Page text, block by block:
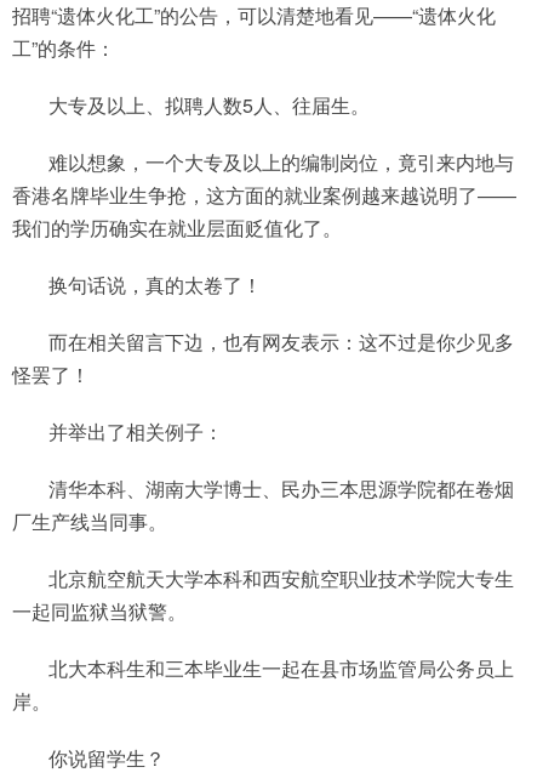
招聘“遗体火化工”的公告，可以清楚地看见——“遗体火化
工”的条件：
大专及以上、拟聘人数5人、往届生。
难以想象，一个大专及以上的编制岗位，竟引来内地与
香港名牌毕业生争抢，这方面的就业案例越来越说明了——
我们的学历确实在就业层面贬值化了。
换句话说，真的太卷了！
而在相关留言下边，也有网友表示：这不过是你少见多
怪罢了！
并举出了相关例子：
清华本科、湖南大学博士、民办三本思源学院都在卷烟
厂生产线当同事。
北京航空航天大学本科和西安航空职业技术学院大专生
一起同监狱当狱警。
北大本科生和三本毕业生一起在县市场监管局公务员上
岸。
你说留学生？